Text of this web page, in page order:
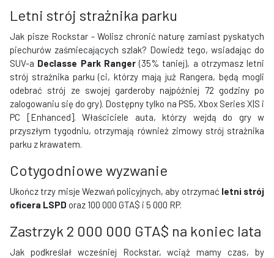
Letni strój strażnika parku
Jak pisze Rockstar - Wolisz chronić naturę zamiast pyskatych
piechurów zaśmiecających szlak? Dowiedź tego, wsiadając do
SUV-a Declasse Park Ranger(35% taniej), a otrzymasz letni
strój strażnika parku (ci, którzy mają już Rangera, będą mogli
odebrać strój ze swojej garderoby najpóźniej 72 godziny po
zalogowaniu się do gry). Dostępny tylko na PS5, Xbox Series X|S i
PC [Enhanced]. Właściciele auta, którzy wejdą do gry w
przyszłym tygodniu, otrzymają również zimowy strój strażnika
parku z krawatem.
Cotygodniowe wyzwanie
Ukończ trzy misje Wezwań policyjnych, aby otrzymać letni strój
oficera LSPD oraz 100 000 GTA$ i 5 000 RP.
Zastrzyk 2 000 000 GTA$ na koniec lata
Jak podkreślał wcześniej Rockstar, wciąż mamy czas, by